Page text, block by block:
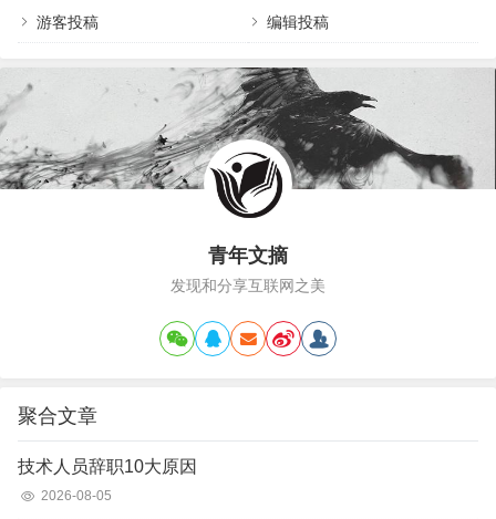
雁别问我从哪里来带着满身的疲惫飞过高山和大海
我是一只孤雁别问我到哪里去经过多少风雨路远方
困苦再难我不会认输寻找心中的爱找寻心中幸福心
中有一缕阳…
游客投稿 编辑投稿
青年文摘
发现和分享互联网之美
聚合文章
技术人员辞职10大原因
2026-08-05